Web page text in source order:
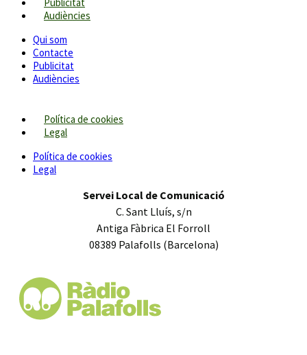
Audiències
Qui som
Contacte
Publicitat
Audiències
Política de cookies
Legal
Política de cookies
Legal
Servei Local de Comunicació
C. Sant Lluís, s/n
Antiga Fàbrica El Forroll
08389 Palafolls (Barcelona)